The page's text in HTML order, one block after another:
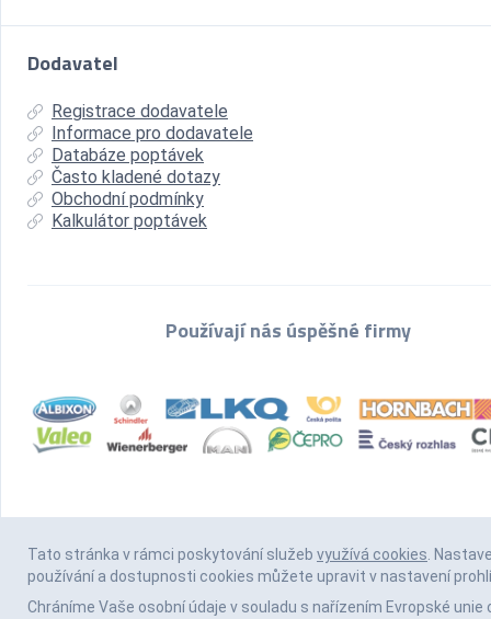
Dodavatel
Registrace dodavatele
Informace pro dodavatele
Databáze poptávek
Často kladené dotazy
Obchodní podmínky
Kalkulátor poptávek
Používají nás úspěšné firmy
Tato stránka v rámci poskytování služeb využívá cookies.
používání a dostupnosti cookies můžete upravit v nastavení
Chráníme Vaše osobní údaje v souladu s nařízením Evropské unie